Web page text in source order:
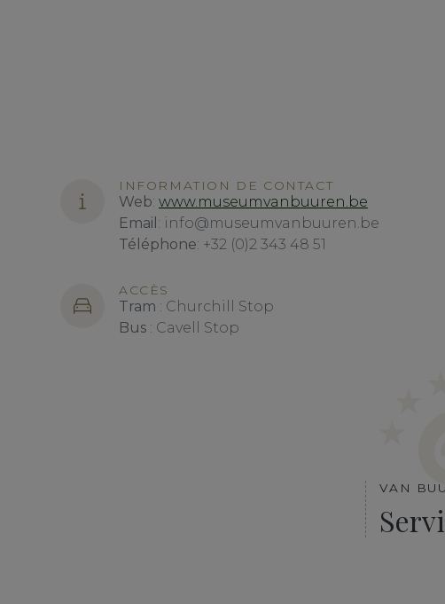
INFORMATION DE CONTACT
Web: www.museumvanbuuren.be
Email : info@museumvanbuuren.be
Téléphone: +32 (0)2 343 48 51
ACCÈS
Tram : Churchill Stop
Bus : Cavell Stop
VAN